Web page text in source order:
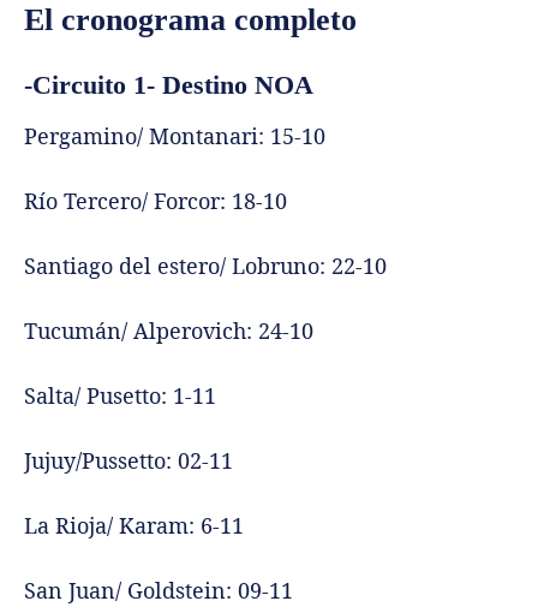
El cronograma completo
-Circuito 1- Destino NOA
Pergamino/ Montanari: 15-10
Río Tercero/ Forcor: 18-10
Santiago del estero/ Lobruno: 22-10
Tucumán/ Alperovich: 24-10
Salta/ Pusetto: 1-11
Jujuy/Pussetto: 02-11
La Rioja/ Karam: 6-11
San Juan/ Goldstein: 09-11